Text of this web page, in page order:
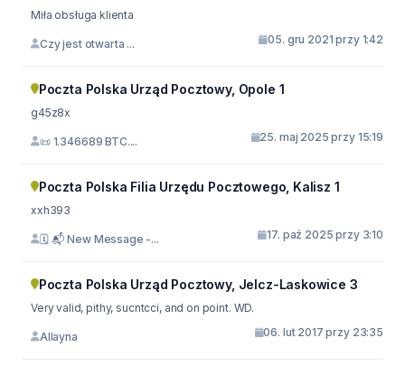
Miła obsługa klienta
Czy jest otwarta ... 05. gru 2021 przy 1:42
Poczta Polska Urząd Pocztowy, Opole 1
g45z8x
📜 1.346689 BTC.... 25. maj 2025 przy 15:19
Poczta Polska Filia Urzędu Pocztowego, Kalisz 1
xxh393
🗓 📬 New Message -... 17. paź 2025 przy 3:10
Poczta Polska Urząd Pocztowy, Jelcz-Laskowice 3
Very valid, pithy, sucntcci, and on point. WD.
Allayna 06. lut 2017 przy 23:35